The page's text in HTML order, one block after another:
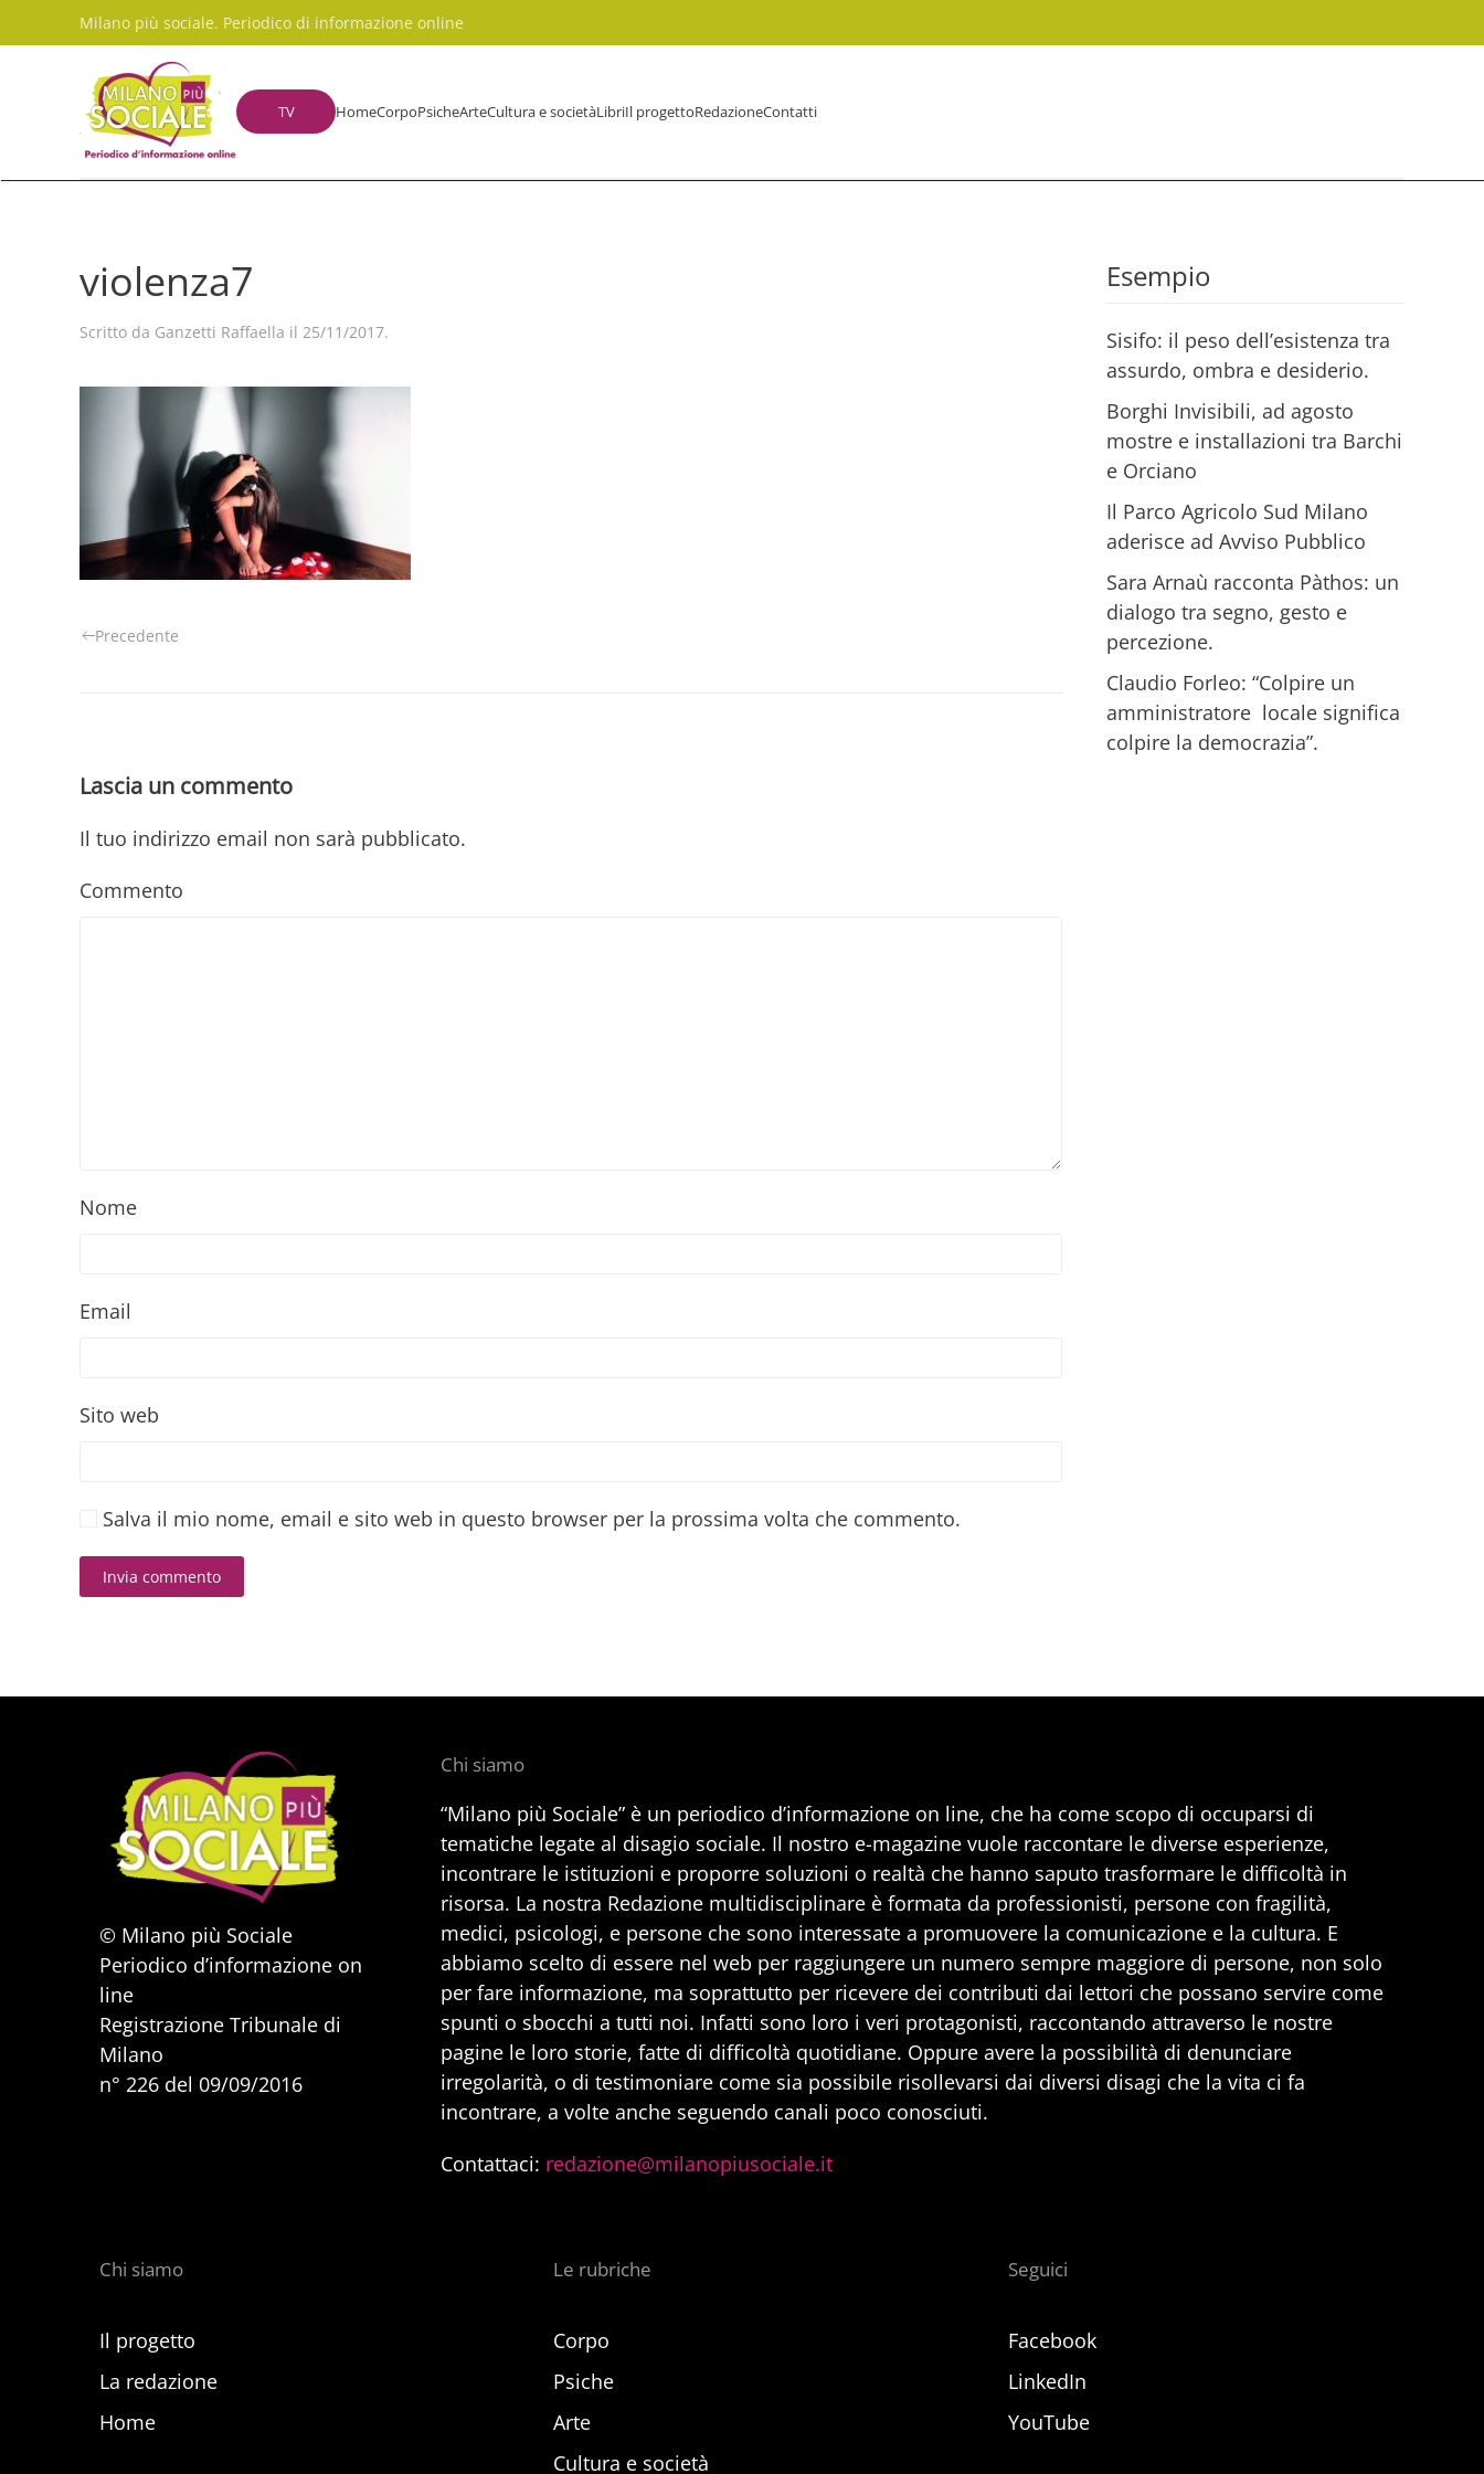
Skip to main content
Milano più sociale. Periodico di informazione online
TV HomeCorpoPsicheArteCultura e societàLibriIl progettoRedazioneContatti
violenza7
Scritto da Ganzetti Raffaella il 25/11/2017.
Precedente
Lascia un commento
Il tuo indirizzo email non sarà pubblicato.
Commento
Nome
Email
Sito web
Salva il mio nome, email e sito web in questo browser per la prossima volta che commento.
Invia commento
Esempio
Sisifo: il peso dell’esistenza tra
assurdo, ombra e desiderio.
Borghi Invisibili, ad agosto
mostre e installazioni tra Barchi
e Orciano
Il Parco Agricolo Sud Milano
aderisce ad Avviso Pubblico
Sara Arnaù racconta Pàthos: un
dialogo tra segno, gesto e
percezione.
Claudio Forleo: “Colpire un
amministratore locale significa
colpire la democrazia”.
© Milano più Sociale
Periodico d’informazione on
line
Registrazione Tribunale di
Milano
n° 226 del 09/09/2016
Chi siamo
“Milano più Sociale” è un periodico d’informazione on line, che ha come scopo di occuparsi di
tematiche legate al disagio sociale. Il nostro e-magazine vuole raccontare le diverse esperienze,
incontrare le istituzioni e proporre soluzioni o realtà che hanno saputo trasformare le difficoltà in
risorsa. La nostra Redazione multidisciplinare è formata da professionisti, persone con fragilità,
medici, psicologi, e persone che sono interessate a promuovere la comunicazione e la cultura. E
abbiamo scelto di essere nel web per raggiungere un numero sempre maggiore di persone, non solo
per fare informazione, ma soprattutto per ricevere dei contributi dai lettori che possano servire come
spunti o sbocchi a tutti noi. Infatti sono loro i veri protagonisti, raccontando attraverso le nostre
pagine le loro storie, fatte di difficoltà quotidiane. Oppure avere la possibilità di denunciare
irregolarità, o di testimoniare come sia possibile risollevarsi dai diversi disagi che la vita ci fa
incontrare, a volte anche seguendo canali poco conosciuti.
Contattaci: redazione@milanopiusociale.it
Chi siamo
Il progetto
La redazione
Home
Le rubriche
Corpo
Psiche
Arte
Cultura e società
Seguici
Facebook
LinkedIn
YouTube